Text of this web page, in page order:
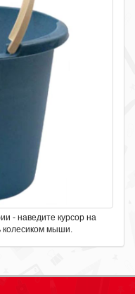
- наведите курсор на
мыши.